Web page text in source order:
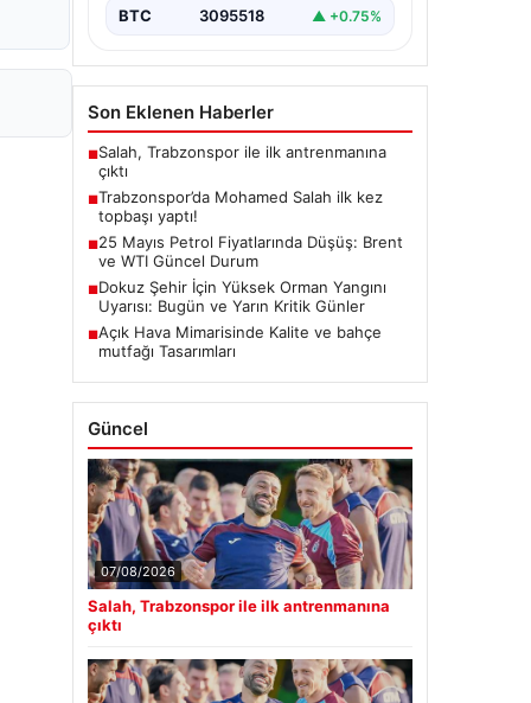
BTC 3095518 ▲ +0.75%
Son Eklenen Haberler
■Salah, Trabzonspor ile ilk antrenmanına
çıktı
■Trabzonspor’da Mohamed Salah ilk kez
topbaşı yaptı!
■25 Mayıs Petrol Fiyatlarında Düşüş: Brent
ve WTI Güncel Durum
■Dokuz Şehir İçin Yüksek Orman Yangını
Uyarısı: Bugün ve Yarın Kritik Günler
■Açık Hava Mimarisinde Kalite ve bahçe
mutfağı Tasarımları
Güncel
07/08/2026
Salah, Trabzonspor ile ilk antrenmanına
çıktı